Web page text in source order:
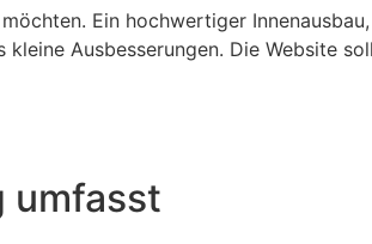
Ein hochwertiger
Ausbesserungen. Die Website
umfasst